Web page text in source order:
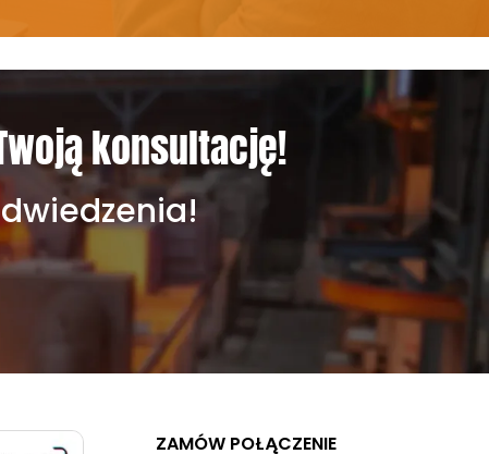
konsultację!
ZAMÓW POŁĄCZENIE